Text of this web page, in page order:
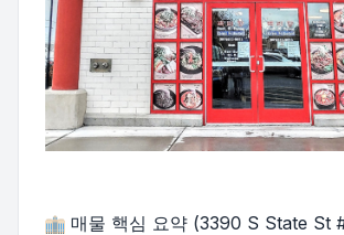
매물 핵심 요약 (3390 S State St